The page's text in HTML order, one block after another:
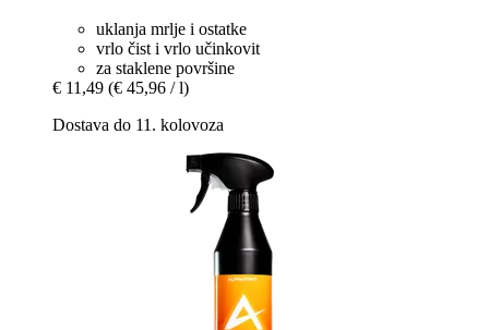
uklanja mrlje i ostatke
vrlo čist i vrlo učinkovit
za staklene površine
€ 11,49 (€ 45,96 / l)
Dostava do 11. kolovoza